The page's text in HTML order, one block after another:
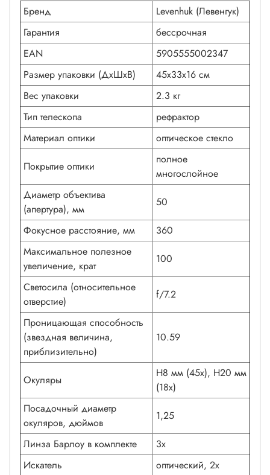
Бренд
Levenhuk (Левенгук)
Гарантия
бессрочная
EAN
5905555002347
Размер упаковки (ДxШxВ)
45x33x16 см
Вес упаковки
2.3 кг
Тип телескопа
рефрактор
Материал оптики
оптическое стекло
Покрытие оптики
полное
многослойное
Диаметр объектива
(апертура), мм
50
Фокусное расстояние, мм
360
Максимальное полезное
увеличение, крат
100
Светосила (относительное
отверстие)
f/7.2
Проницающая способность
(звездная величина,
приблизительно)
10.59
Окуляры
H8 мм (45x), H20 мм
(18x)
Посадочный диаметр
окуляров, дюймов
1,25
Линза Барлоу в комплекте
3x
Искатель
оптический, 2х